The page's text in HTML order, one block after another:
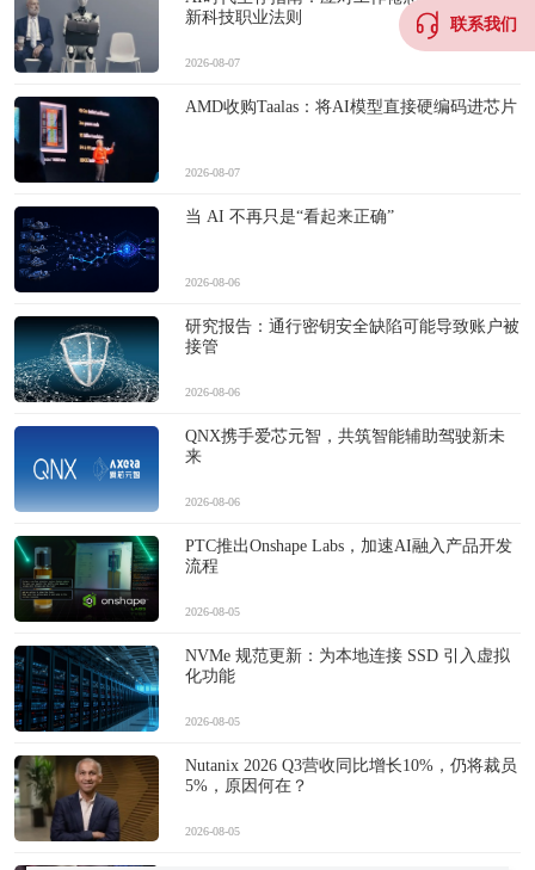
新科技职业法则
2026-08-07
AMD收购Taalas：将AI模型直接硬编码进芯片
2026-08-07
当 AI 不再只是“看起来正确”
2026-08-06
研究报告：通行密钥安全缺陷可能导致账户被
接管
2026-08-06
QNX携手爱芯元智，共筑智能辅助驾驶新未
来
2026-08-06
PTC推出Onshape Labs，加速AI融入产品开发
流程
2026-08-05
NVMe 规范更新：为本地连接 SSD 引入虚拟
化功能
2026-08-05
Nutanix 2026 Q3营收同比增长10%，仍将裁员
5%，原因何在？
2026-08-05
联系我们